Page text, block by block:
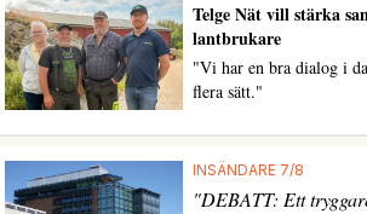
Telge Nät vill stärka
lantbrukare
"Vi har en bra dialog i
flera sätt."
INSÄNDARE 7/8
"DEBATT: Ett